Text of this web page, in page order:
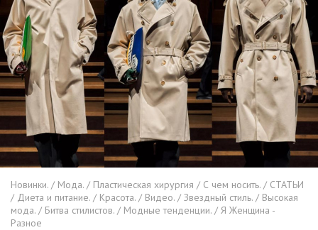
Новинки. / Мода. / Пластическая хирургия / С чем носить. / СТАТЬИ
/ Диета и питание. / Красота. / Видео. / Звездный стиль. / Высокая
мода. / Битва стилистов. / Модные тенденции. / Я Женщина -
Разное